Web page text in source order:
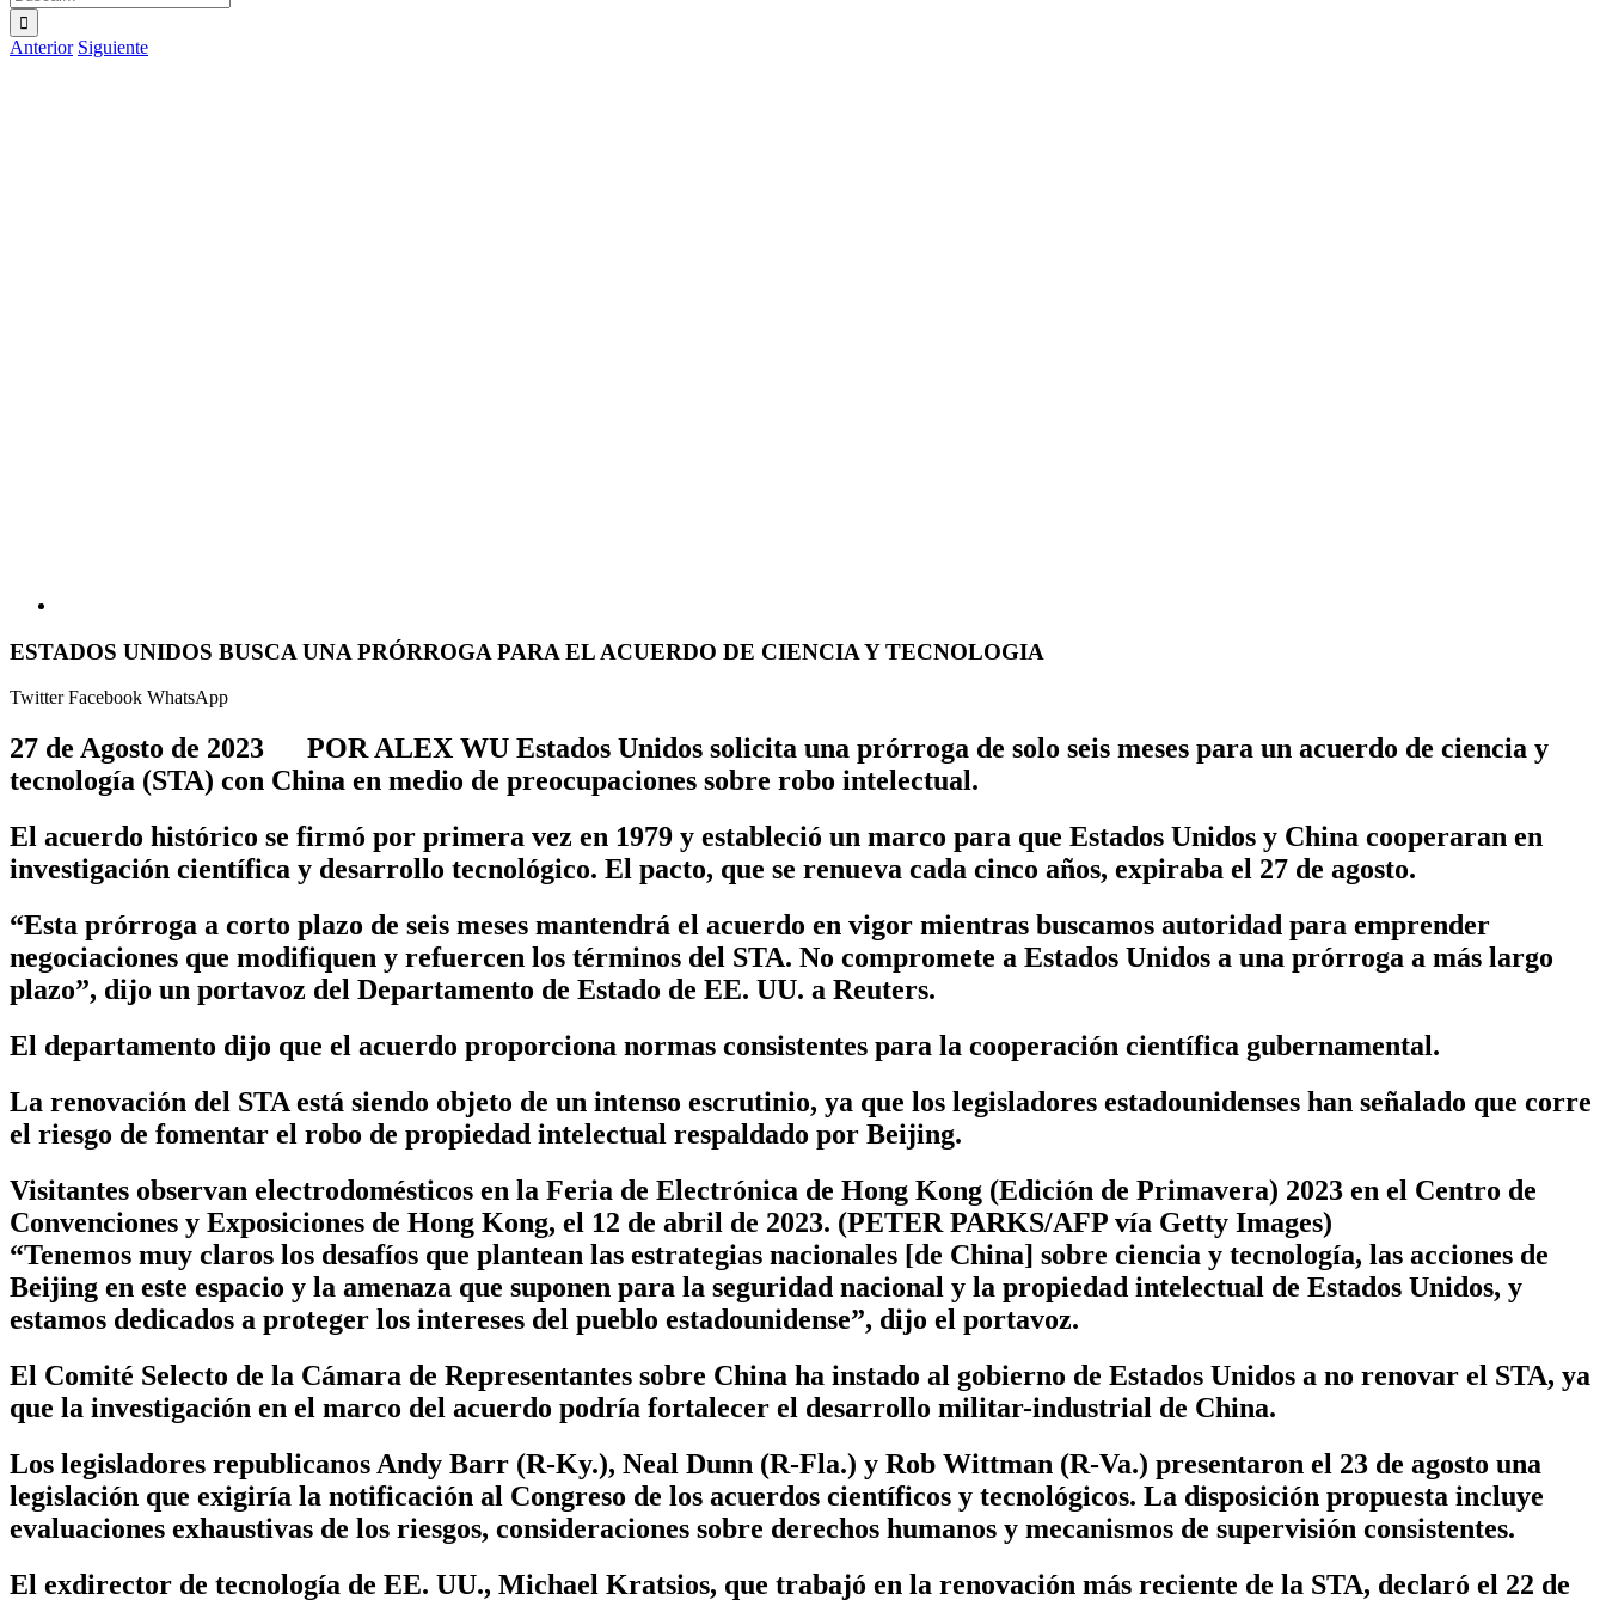
Anterior Siguiente
ESTADOS UNIDOS BUSCA UNA PRÓRROGA PARA EL ACUERDO DE CIENCIA Y TECNOLOGIA
TwitterFacebook WhatsApp
27 de Agosto de 2023 POR ALEX WU Estados Unidos solicita una prórroga de solo seis meses para un acuerdo de ciencia y
tecnología (STA) con China en medio de preocupaciones sobre robo intelectual.
El acuerdo histórico se firmó por primera vez en 1979 y estableció un marco para que Estados Unidos y China cooperaran en
investigación científica y desarrollo tecnológico. El pacto, que se renueva cada cinco años, expiraba el 27 de agosto.
“Esta prórroga a corto plazo de seis meses mantendrá el acuerdo en vigor mientras buscamos autoridad para emprender
negociaciones que modifiquen y refuercen los términos del STA. No compromete a Estados Unidos a una prórroga a más largo
plazo”, dijo un portavoz del Departamento de Estado de EE. UU. a Reuters.
El departamento dijo que el acuerdo proporciona normas consistentes para la cooperación científica gubernamental.
La renovación del STA está siendo objeto de un intenso escrutinio, ya que los legisladores estadounidenses han señalado que corre
el riesgo de fomentar el robo de propiedad intelectual respaldado por Beijing.
Visitantes observan electrodomésticos en la Feria de Electrónica de Hong Kong (Edición de Primavera) 2023 en el Centro de
Convenciones y Exposiciones de Hong Kong, el 12 de abril de 2023. (PETER PARKS/AFP vía Getty Images)
“Tenemos muy claros los desafíos que plantean las estrategias nacionales [de China] sobre ciencia y tecnología, las acciones de
Beijing en este espacio y la amenaza que suponen para la seguridad nacional y la propiedad intelectual de Estados Unidos, y
estamos dedicados a proteger los intereses del pueblo estadounidense”, dijo el portavoz.
El Comité Selecto de la Cámara de Representantes sobre China ha instado al gobierno de Estados Unidos a no renovar el STA, ya
que la investigación en el marco del acuerdo podría fortalecer el desarrollo militar-industrial de China.
Los legisladores republicanos Andy Barr (R-Ky.), Neal Dunn (R-Fla.) y Rob Wittman (R-Va.) presentaron el 23 de agosto una
legislación que exigiría la notificación al Congreso de los acuerdos científicos y tecnológicos. La disposición propuesta incluye
evaluaciones exhaustivas de los riesgos, consideraciones sobre derechos humanos y mecanismos de supervisión consistentes.
El exdirector de tecnología de EE. UU., Michael Kratsios, que trabajó en la renovación más reciente de la STA, declaró el 22 de